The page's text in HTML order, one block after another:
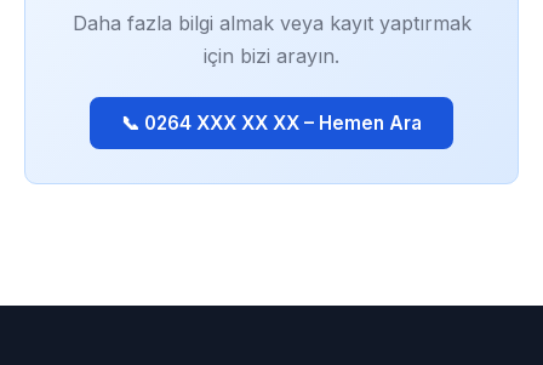
Daha fazla bilgi almak veya kayıt yaptırmak
için bizi arayın.
📞 0264 XXX XX XX – Hemen Ara